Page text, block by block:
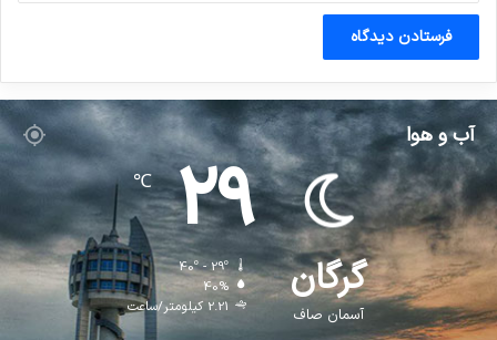
آب و هوا
گرگان
آسمان صاف
29
℃
40º - 29º
40%
2.21 کیلومتر/ساعت